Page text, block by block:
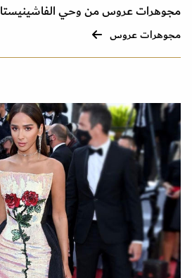
مجوهرات عروس من وحي الفاشينيستا
مجوهرات عروس